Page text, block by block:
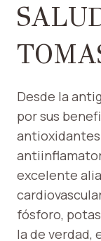
Desde la
por sus
excelente
fósforo,
la de verdad,